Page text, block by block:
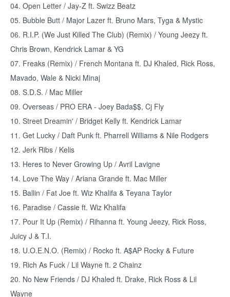
04. Open Letter / Jay-Z ft. Swizz Beatz
05. Bubble Butt / Major Lazer ft. Bruno Mars, Tyga & Mystic
06. R.I.P. (We Just Killed The Club) (Remix) / Young Jeezy ft.
Chris Brown, Kendrick Lamar & YG
07. Freaks (Remix) / French Montana ft. DJ Khaled, Rick Ross,
Mavado, Wale & Nicki Minaj
08. S.D.S. / Mac Miller
09. Overseas / PRO ERA - Joey Bada$$, Cj Fly
10. Street Dreamin' / Bridget Kelly ft. Kendrick Lamar
11. Get Lucky / Daft Punk ft. Pharrell Williams & Nile Rodgers
12. Jerk Ribs / Kelis
13. Heres to Never Growing Up / Avril Lavigne
14. Love The Way / Ariana Grande ft. Mac Miller
15. Ballin / Fat Joe ft. Wiz Khalifa & Teyana Taylor
16. Paradise / Cassie ft. Wiz Khalifa
17. Pour It Up (Remix) / Rihanna ft. Young Jeezy, Rick Ross,
Juicy J & T.I.
18. U.O.E.N.O. (Remix) / Rocko ft. A$AP Rocky & Future
19. Rich As Fuck / Lil Wayne ft. 2 Chainz
20. No New Friends / DJ Khaled ft. Drake, Rick Ross & Lil
Wayne